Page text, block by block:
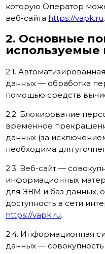
которую Оператор
веб-сайта https://vapk.ru.
2. Основные
используемые
2.1.
данных — обработка
помощью средств
2.2. Блокирование
временное
данных (за
необходима для
2.3. Веб-сайт —
информационных
для ЭВМ и баз данных,
доступность в сети
https://vapk.ru.
2.4. Информационная
данных —